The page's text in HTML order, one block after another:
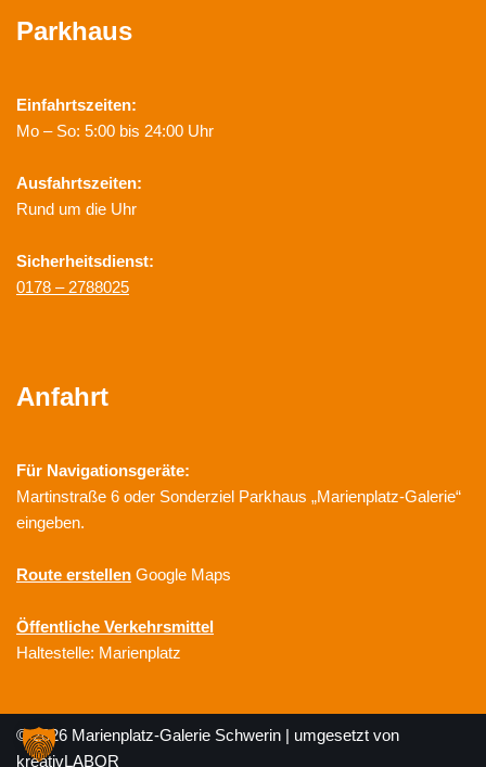
Parkhaus
Einfahrtszeiten:
Mo – So: 5:00 bis 24:00 Uhr
Ausfahrtszeiten:
Rund um die Uhr
Sicherheitsdienst:
0178 – 2788025
Anfahrt
Für Navigationsgeräte:
Martinstraße 6 oder Sonderziel Parkhaus „Marienplatz-Galerie“
eingeben.
Route erstellen Google Maps
Öffentliche Verkehrsmittel
Haltestelle: Marienplatz
© 2026 Marienplatz-Galerie Schwerin | umgesetzt von
kreativLABOR